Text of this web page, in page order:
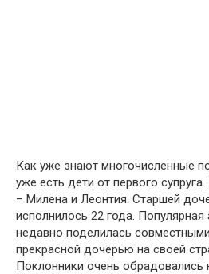
Как уже знают многочисленные
уже есть дети от первого
– Милена и Леонтия. Старшей
исполнилось 22 года. Популярная
недавно поделилась
прекрасной дочерью на своей
Поклонники очень обрадовались